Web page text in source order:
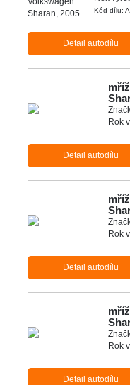
Kód dílu:
Detail autodílu
Rok
Detail autodílu
Rok
Detail autodílu
Rok
Detail autodílu